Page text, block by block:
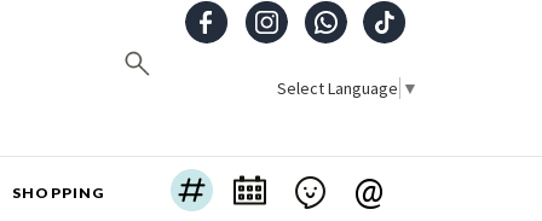
Select Language ▼
SHOPPING @